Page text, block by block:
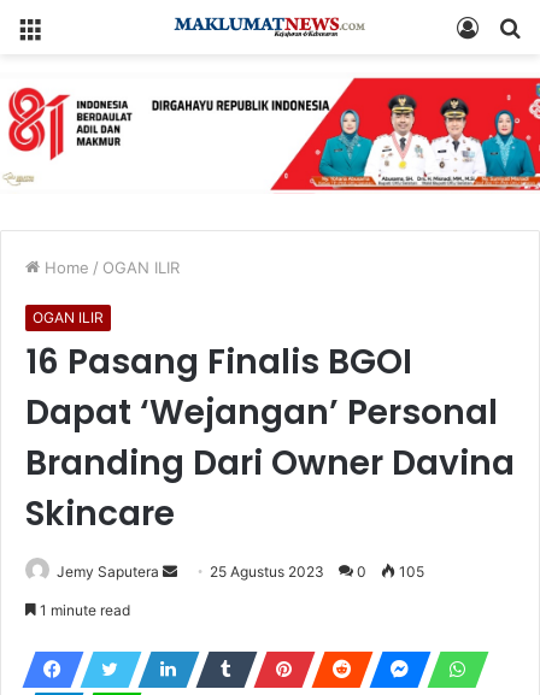
Log
Home / OGAN ILIR
OGAN ILIR
16 Pasang Finalis BGOI
Dapat ‘Wejangan’ Personal
Branding Dari Owner Davina
Skincare
Jemy Saputera
Send 25 Agustus 2023 0 105
1 minute read